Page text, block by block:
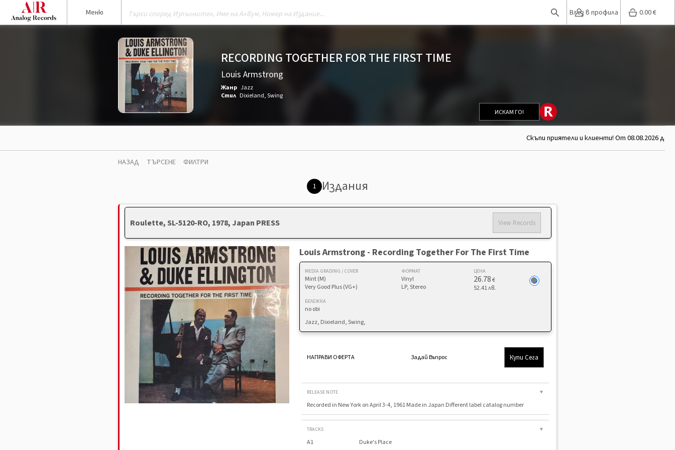
Меню Влез в профила 0.00€
RECORDING TOGETHER FOR THE FIRST TIME
Louis Armstrong
Жанр Jazz
Стил Dixieland,Swing
ИСКАМ ГО!
Скъпи приятели и клиенти! От 08.08.2026 до
НАЗАД ТЪРСЕНЕ ФИЛТРИ
1 Издания
Roulette, SL-5120-RO, 1978, Japan PRESS View Records
Louis Armstrong - Recording Together For The First Time
MEDIA GRADING / COVER
Mint (M)
Very Good Plus (VG+)
ФОРМАТ
Vinyl
LP, Stereo
ЦЕНА
26.78€
52.41 лв.
БЕЛЕЖКА
no obi
Jazz, Dixieland, Swing,
НАПРАВИ ОФЕРТА Задай Въпрос Купи Сега
RELEASE NOTE ▼
Recorded in New York on April 3-4, 1961 Made in Japan Different label catalog number
TRACKS ▼
A1
Duke's Place